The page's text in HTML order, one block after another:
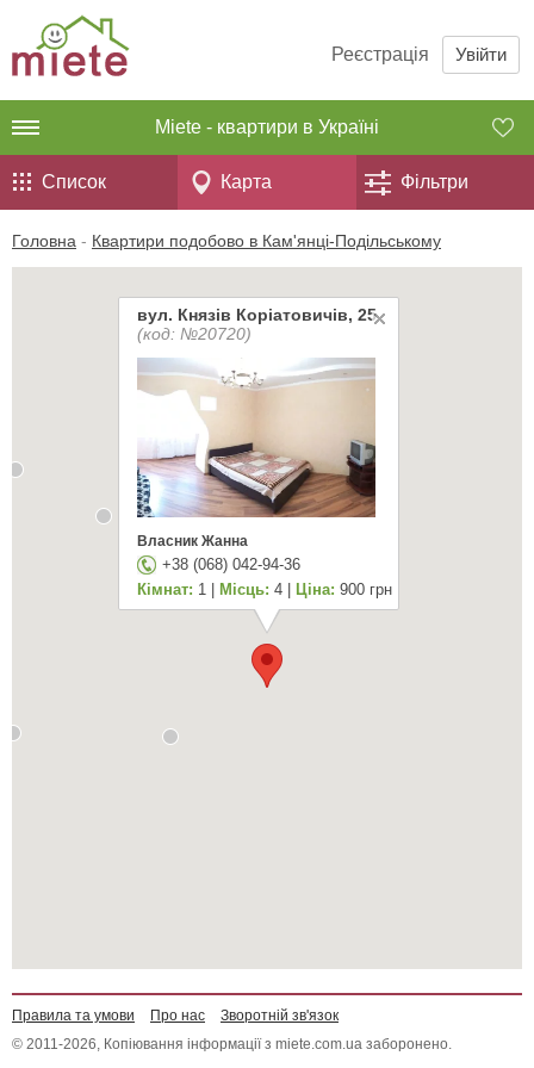
Реєстрація Увійти
Miete - квартири в Україні
Список Карта Фільтри
Головна - Квартири подобово в Кам'янці-Подільському
вул. Князів Коріатовичів, 25
(код: №20720)
Власник Жанна
+38 (068) 042-94-36
Кімнат: 1 |Місць: 4 |Ціна: 900 грн
Правила та умови Про нас
Зворотній зв'язок
© 2011-2026, Копіювання інформації з miete.com.ua заборонено.